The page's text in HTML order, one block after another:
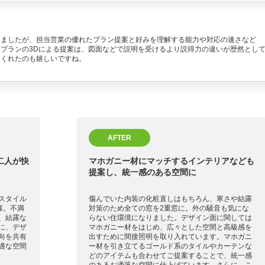
したが、担当営業の優れたプラン提案と好みを理解する能力や対応の速さなど
ランの3Dによる提案は、図面などで説明を受けるより説得力の違いが歴然として
れたのも嬉しいですね。
人が快
タイル
。不満
結露な
、デザ
を共有
な空間
AFTER
マホガニー材にマッチするインテリアなども
提案し、統一感のある空間に
傷んでいた内装の化粧直しはもちろん、寒さや結露
対策のため全ての窓を2重窓に。外の騒音も気にな
らない住環境になりました。デザイン面に関しては
マホガニー材をはじめ、広々とした空間と高級感を
出すために間接照明を取り入れています。マホガニ
ー材を引き立てるゴールド系のタイルやカーテンな
どのアイテムも合わせてご提案することで、統一感